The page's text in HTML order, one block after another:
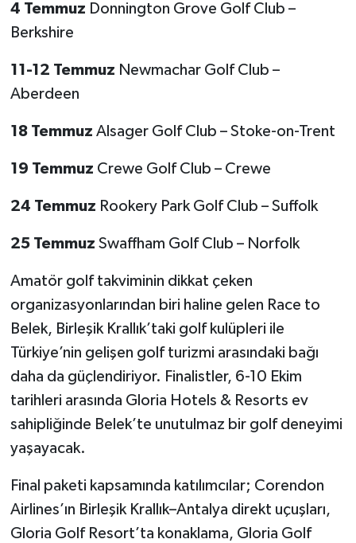
4 Temmuz Donnington Grove Golf Club –
Berkshire
11-12 Temmuz Newmachar Golf Club –
Aberdeen
18 Temmuz Alsager Golf Club – Stoke-on-Trent
19 Temmuz Crewe Golf Club – Crewe
24 Temmuz Rookery Park Golf Club – Suffolk
25 Temmuz Swaffham Golf Club – Norfolk
Amatör golf takviminin dikkat çeken
organizasyonlarından biri haline gelen Race to
Belek, Birleşik Krallık’taki golf kulüpleri ile
Türkiye’nin gelişen golf turizmi arasındaki bağı
daha da güçlendiriyor. Finalistler, 6-10 Ekim
tarihleri arasında Gloria Hotels & Resorts ev
sahipliğinde Belek’te unutulmaz bir golf deneyimi
yaşayacak.
Final paketi kapsamında katılımcılar; Corendon
Airlines’ın Birleşik Krallık–Antalya direkt uçuşları,
Gloria Golf Resort’ta konaklama, Gloria Golf